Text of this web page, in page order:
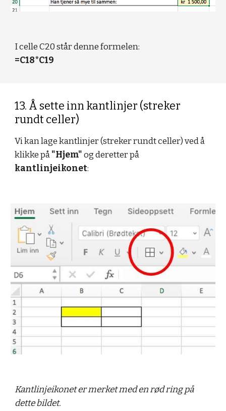
I celle C20 står denne formelen:
=C18*C19
13. Å sette inn kantlinjer (streker
rundt celler)
Vi kan lage kantlinjer (streker rundt celler) ved å
klikke på "Hjem"
kantlinjeikonet:
Kantlinjeikonet er merket med en rød ring på
dette bildet.